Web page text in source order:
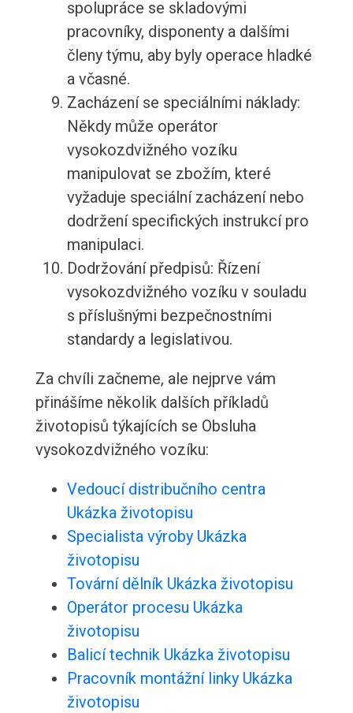
spolupráce se skladovými
pracovníky, disponenty a dalšími
členy týmu, aby byly operace hladké
a včasné.
Zacházení se speciálními náklady:
Někdy může operátor
vysokozdvižného vozíku
manipulovat se zbožím, které
vyžaduje speciální zacházení nebo
dodržení specifických instrukcí pro
manipulaci.
Dodržování předpisů: Řízení
vysokozdvižného vozíku v souladu
s příslušnými bezpečnostními
standardy a legislativou.
Za chvíli začneme, ale nejprve vám
přinášíme několik dalších příkladů
životopisů týkajících se Obsluha
vysokozdvižného vozíku:
Vedoucí distribučního centra
Ukázka životopisu
Specialista výroby Ukázka
životopisu
Tovární dělník Ukázka životopisu
Operátor procesu Ukázka
životopisu
Balicí technik Ukázka životopisu
Pracovník montážní linky Ukázka
životopisu